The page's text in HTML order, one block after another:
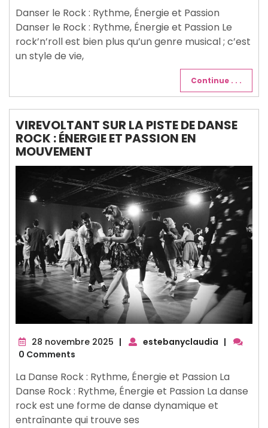
Danser le Rock : Rythme, Énergie et Passion
Danser le Rock : Rythme, Énergie et Passion Le
rock’n’roll est bien plus qu’un genre musical ; c’est
un style de vie,
Continue . . .
VIREVOLTANT SUR LA PISTE DE DANSE
ROCK : ÉNERGIE ET PASSION EN
MOUVEMENT
28 novembre 2025 28
| estebanyclaudia |
0 Comments
La Danse Rock : Rythme, Énergie et Passion La
Danse Rock : Rythme, Énergie et Passion La danse
rock est une forme de danse dynamique et
entraînante qui trouve ses